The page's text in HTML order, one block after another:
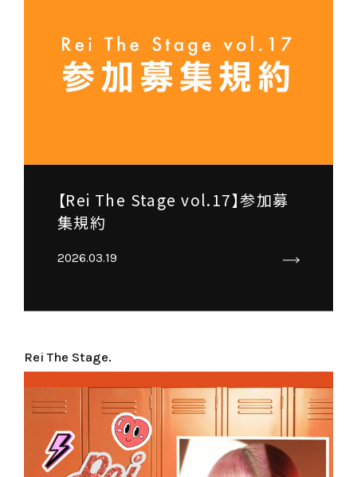
【Rei The Stage vol.17】参加募
集規約
2026.03.19
Rei The Stage.